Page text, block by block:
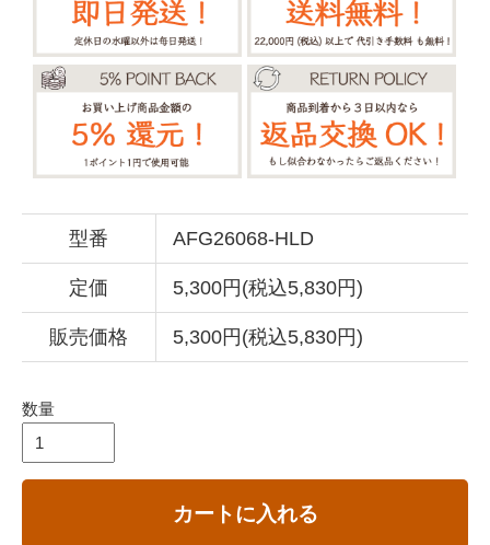
型番 AFG26068-HLD
定価 5,300円(税込5,830円)
販売価格 5,300円(税込5,830円)
数量
カートに入れる